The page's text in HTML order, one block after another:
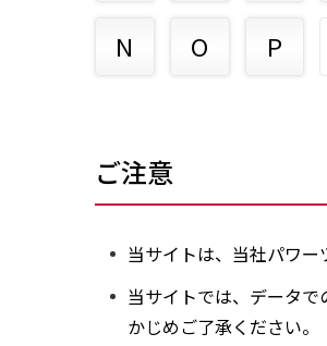
N O P
ご注意
当サイトは、当社パワー
当サイトでは、データ
かじめご了承ください。